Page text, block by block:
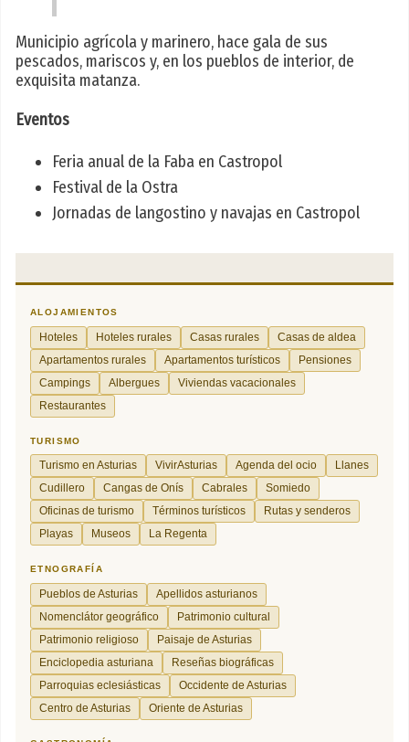
Municipio agrícola y marinero, hace gala de sus
pescados, mariscos y, en los pueblos de interior, de
exquisita matanza.
Eventos
Feria anual de la Faba en Castropol
Festival de la Ostra
Jornadas de langostino y navajas en Castropol